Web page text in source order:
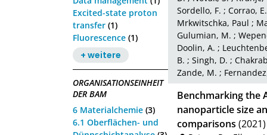
Excited-state proton
transfer (1)
Fluorescence (1)
+ weitere
ORGANISATIONSEINHEIT
DER BAM
6 Materialchemie (3)
6.1 Oberflächen- und
Sordello, F. ; Corrao, E.
Mrkwitschka, Paul ;
Gulumian, M. ;
Doolin, A. ;
B. ; Singh, D. ;
Zande, M. ;
Benchmarking the
nanoparticle size
comparisons (2021)